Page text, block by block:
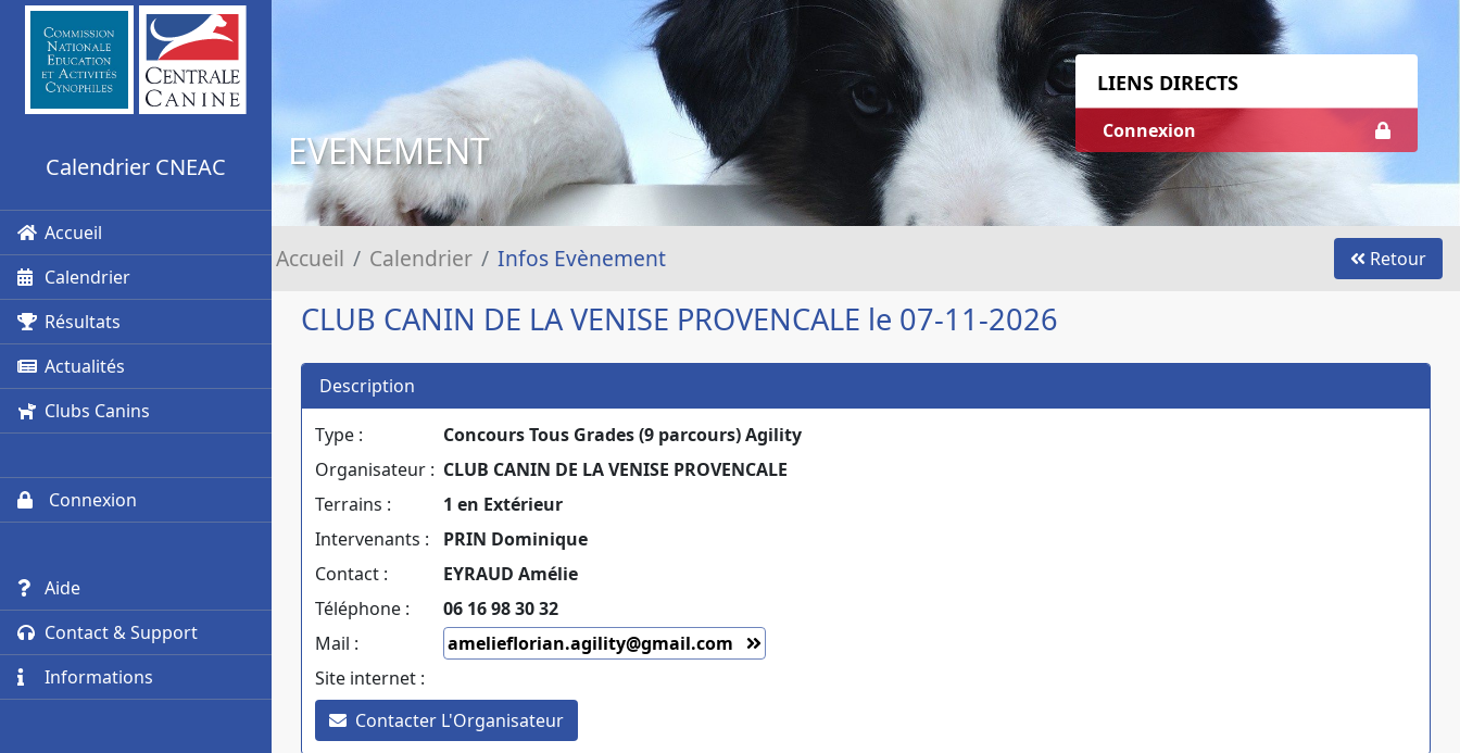
Calendrier CNEAC
Accueil
Calendrier
Résultats
Actualités
Clubs Canins
Connexion
Aide
Contact & Support
Informations
EVENEMENT
LIENS DIRECTS
Connexion
Accueil Calendrier Infos Evènement Retour
CLUB CANIN DE LA VENISE PROVENCALE le 07-11-2026
Description
Type :
Concours Tous Grades (9 parcours) Agility
Organisateur : CLUB CANIN DE LA VENISE PROVENCALE
Terrains :
1 en Extérieur
Intervenants :
PRIN Dominique
Contact :
EYRAUD Amélie
Téléphone :
06 16 98 30 32
Mail :
amelieflorian.agility@gmail.com
Site internet :
Contacter L'Organisateur